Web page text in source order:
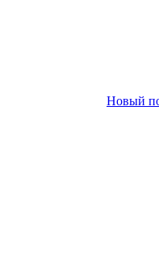
Новый